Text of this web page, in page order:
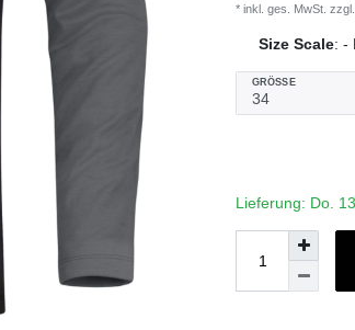
* inkl. ges. MwSt. zzgl.
Size Scale: -
GRÖSSE
Lieferung: Do.